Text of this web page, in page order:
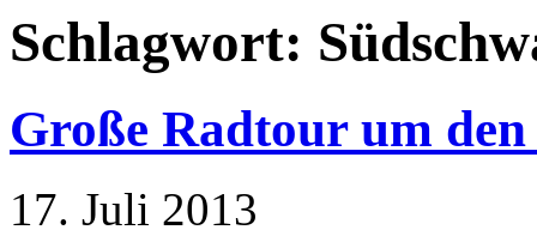
Schlagwort:
Große Radtour um
17. Juli 2013